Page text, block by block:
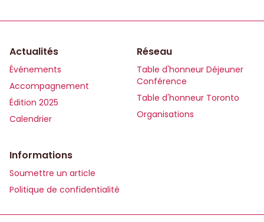
Actualités
Événements
Accompagnement
Édition 2025
Calendrier
Réseau
Table d'honneur Déjeuner
Conférence
Table d'honneur Toronto
Organisations
Informations
Soumettre un article
Politique de confidentialité